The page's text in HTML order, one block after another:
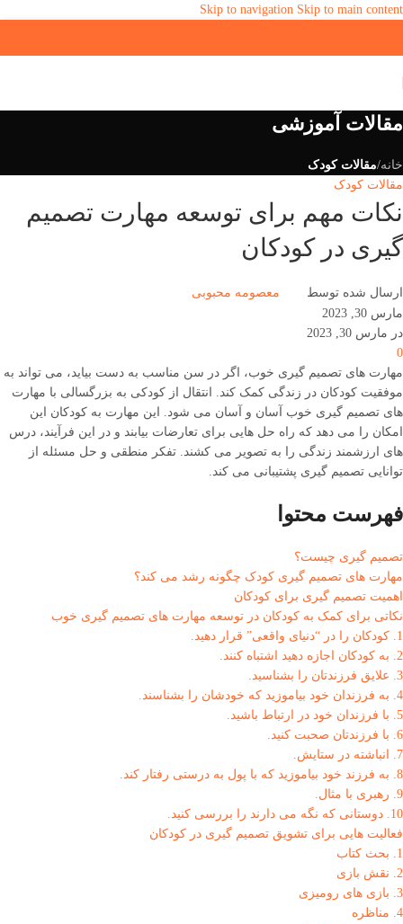
Skip to navigation Skip to main content
مقالات آموزشی
خانه/مقالات کودک
مقالات کودک
نکات مهم برای توسعه مهارت تصمیم
گیری در کودکان
ارسال شده توسط
معصومه محبوبی
مارس 30, 2023
در مارس 30, 2023
0
مهارت های تصمیم گیری خوب، اگر در سن مناسب به دست بیاید، می تواند به
موفقیت کودکان در زندگی کمک کند. انتقال از کودکی به بزرگسالی با مهارت
های تصمیم گیری خوب آسان و آسان می شود. این مهارت به کودکان این
امکان را می دهد که راه حل هایی برای تعارضات بیابند و در این فرآیند، درس
های ارزشمند زندگی را به تصویر می کشند. تفکر منطقی و حل مسئله از
توانایی تصمیم گیری پشتیبانی می کند.
فهرست محتوا
تصمیم گیری چیست؟
مهارت های تصمیم گیری کودک چگونه رشد می کند؟
اهمیت تصمیم گیری برای کودکان
نکاتی برای کمک به کودکان در توسعه مهارت های تصمیم گیری خوب
1. کودکان را در “دنیای واقعی” قرار دهید.
2. به کودکان اجازه دهید اشتباه کنند.
3. علایق فرزندتان را بشناسید.
4. به فرزندان خود بیاموزید که خودشان را بشناسند.
5. با فرزندان خود در ارتباط باشید.
6. با فرزندتان صحبت کنید.
7. انباشته در ستایش.
8. به فرزند خود بیاموزید که با پول به درستی رفتار کند.
9. رهبری با مثال.
10. دوستانی که نگه می دارند را بررسی کنید.
فعالیت هایی برای تشویق تصمیم گیری در کودکان
1. بحث کتاب
2. نقش بازی
3. بازی های رومیزی
4. مناظره